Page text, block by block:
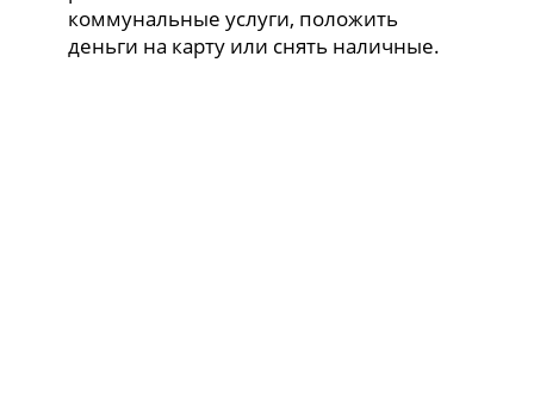
коммунальные услуги, положить
деньги на карту или снять наличные.